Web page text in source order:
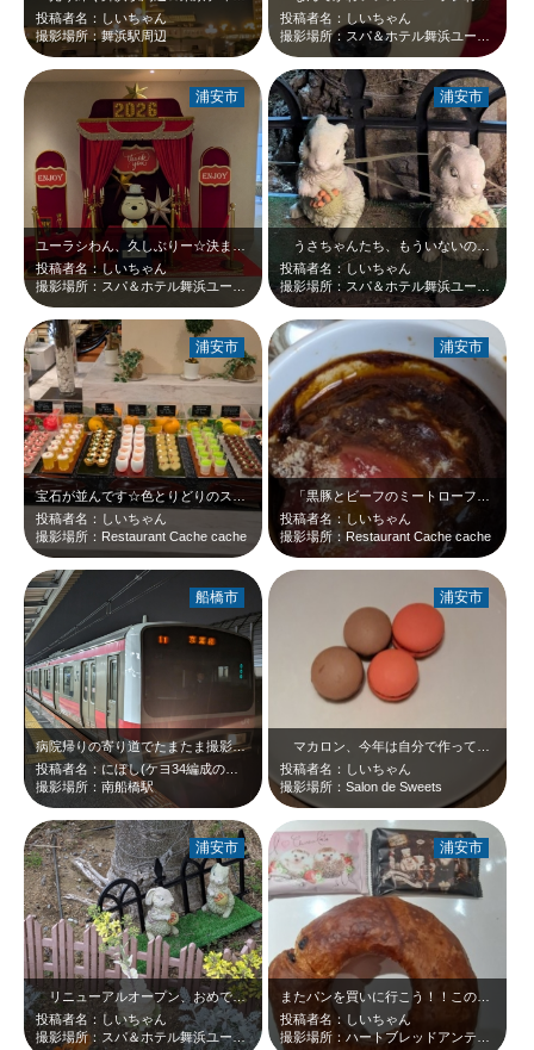
投稿者名：しいちゃん
撮影場所：舞浜駅周辺
投稿者名：しいちゃん
ユーラシわん、久しぶりー☆決まってるね(^_-)-☆
投稿者名：しいちゃん
浦安市
うさちゃんたち、もういないのかと思っていました…。良かったー＼(^o^) ／…
投稿者名：しいちゃん
撮影場所：スパ＆ホテル舞浜ユーラシア
浦安市
投稿者名：しいちゃん
撮影場所：Restaurant Cache cache
浦安市
投稿者名：しいちゃん
撮影場所：Restaurant Cache cache
浦安市
病院帰りの寄り道でたまたま撮影した、 京葉線E209系ケヨ34編成の写真です。…
投稿者名：にぼし(ケヨ34編成のファン)
撮影場所：南船橋駅
船橋市
投稿者名：しいちゃん
撮影場所：Salon de Sweets
浦安市
リニューアルオープン、おめでとうございます＼(^o^) ／私も近々リラックス…
投稿者名：しいちゃん
撮影場所：スパ＆ホテル舞浜ユーラシア
浦安市
またパンを買いに行こう！！この時はお菓子も購入(^_-)-☆
投稿者名：しいちゃん
浦安市